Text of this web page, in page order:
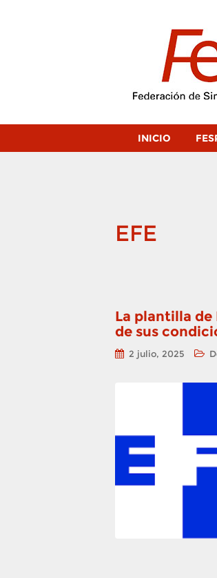
INICIO
EFE
La plantilla de
de sus
2 julio, 2025